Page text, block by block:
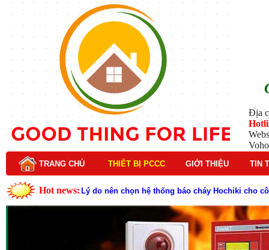
Địa
TRANG CHỦ THIẾT BỊ PCCC GIỚI THIỆU TIN
Hot news: Lý do nên chọn hệ thống báo cháy Hochiki cho
Cấu tạo và nguyên lý hoạt động của báo cháy
Tìm hiểu chi tiết về hệ thống báo cháy Horing
Các loại thang dây thoát hiểm phổ biến trên thị
Thang dây thoát hiểm có tác dụng gì trong tình